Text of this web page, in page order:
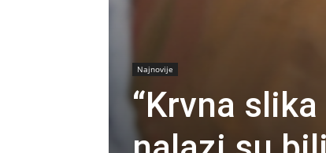
Najnovije
“Krvna